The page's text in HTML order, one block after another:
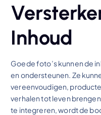
Inhoud
Goede foto’s kunnen de
en ondersteunen. Ze
vereenvoudigen,
verhalen tot leven
te integreren, wordt de